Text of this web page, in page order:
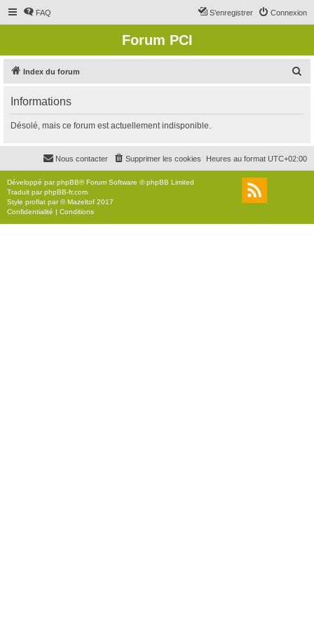
FAQ Connexion
S’enregistrer
Forum PCI
Index du forum
r
c
r
Informations
Désolé, mais ce forum est actuellement indisponible.
Heures au format UTC+02:00
Supprimer les cookies
Nous contacter
Développé parphpBB® Forum Software © phpBB Limited
Traduit parphpBB-fr.com
Style proflat par ©Mazeltof 2017
Confidentialité | Conditions